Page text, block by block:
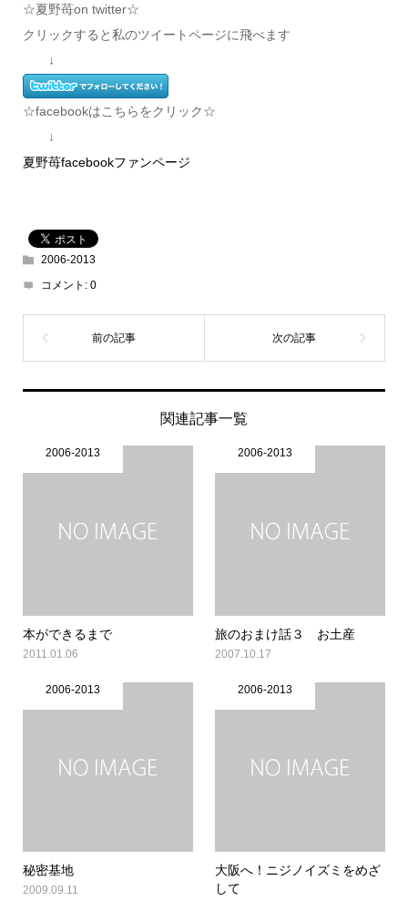
☆夏野苺on twitter☆
クリックすると私のツイートページに飛べます
↓
☆facebookはこちらをクリック☆
↓
夏野苺facebookファンページ
2006-2013
コメント: 0
関連記事一覧
2006-2013
本ができるまで
2011.01.06
2006-2013
旅のおまけ話３ お土産
2007.10.17
2006-2013
秘密基地
2009.09.11
2006-2013
大阪へ！ニジノイズミをめざ
して